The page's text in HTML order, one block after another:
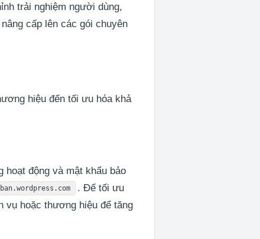
trải nghiệm người dùng,
cấp lên các gói chuyên
hiệu đến tối ưu hóa khả
hoạt động và mật khẩu bảo
. Để tối ưu
vụ hoặc thương hiệu để tăng